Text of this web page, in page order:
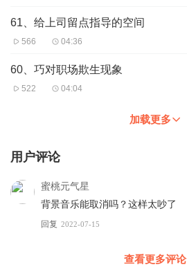
61、给上司留点指导的空间
566 04:36
60、巧对职场欺生现象
522 04:04
加载更多
用户评论
蜜桃元气星
背景音乐能取消吗？这样太吵了
回复 2022-07-15
查看更多评论